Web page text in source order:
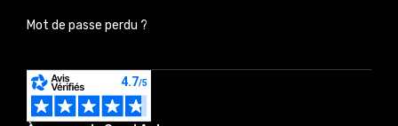
Mot de passe perdu ?